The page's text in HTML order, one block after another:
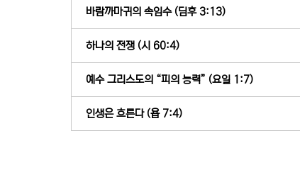
바람까마귀의 속임수 (딤후 3:13)
하나의 전쟁 (시 60:4)
예수 그리스도의 “피의 능력” (요일 1:7)
인생은 흐른다 (욥 7:4)